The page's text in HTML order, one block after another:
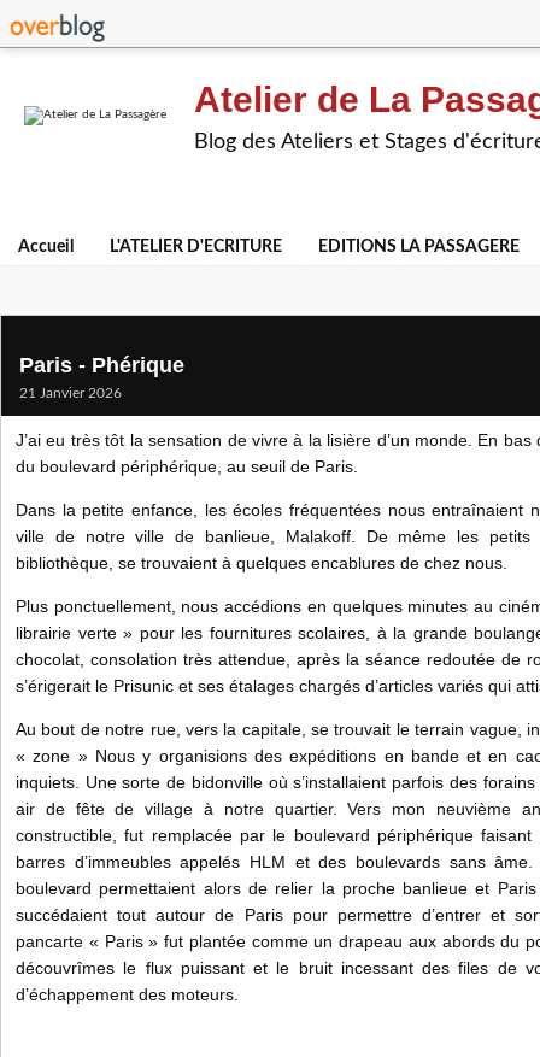
Atelier de La
Blog des Ateliers et Stages
Accueil L'ATELIER D'ECRITURE EDITIONS LA PASSAGERE
Paris - Phérique
21 Janvier 2026
J’ai eu très tôt la sensation de vivre à la lisière d’un monde. En bas
du boulevard périphérique, au seuil de Paris.
Dans la petite enfance, les écoles fréquentées nous entraînaient
ville de notre ville de banlieue, Malakoff. De même les petits
bibliothèque, se trouvaient à quelques encablures de chez nous.
Plus ponctuellement, nous accédions en quelques minutes au
librairie verte » pour les fournitures scolaires, à la grande
chocolat, consolation très attendue, après la séance redoutée de
s’érigerait le Prisunic et ses étalages chargés d’articles variés qui
Au bout de notre rue, vers la capitale, se trouvait le terrain vague,
« zone » Nous y organisions des expéditions en bande et en
inquiets. Une sorte de bidonville où s’installaient parfois des
air de fête de village à notre quartier. Vers mon neuvième
constructible, fut remplacée par le boulevard périphérique faisant
barres d’immeubles appelés HLM et des boulevards sans
boulevard permettaient alors de relier la proche banlieue et
succédaient tout autour de Paris pour permettre d’entrer et
pancarte « Paris » fut plantée comme un drapeau aux abords du
découvrîmes le flux puissant et le bruit incessant des files de
d’échappement des moteurs.